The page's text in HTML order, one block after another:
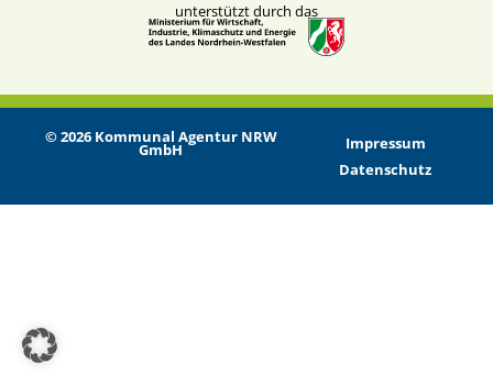
unterstützt durch das
© 2026 Kommunal Agentur NRW
GmbH
Impressum
Datenschutz